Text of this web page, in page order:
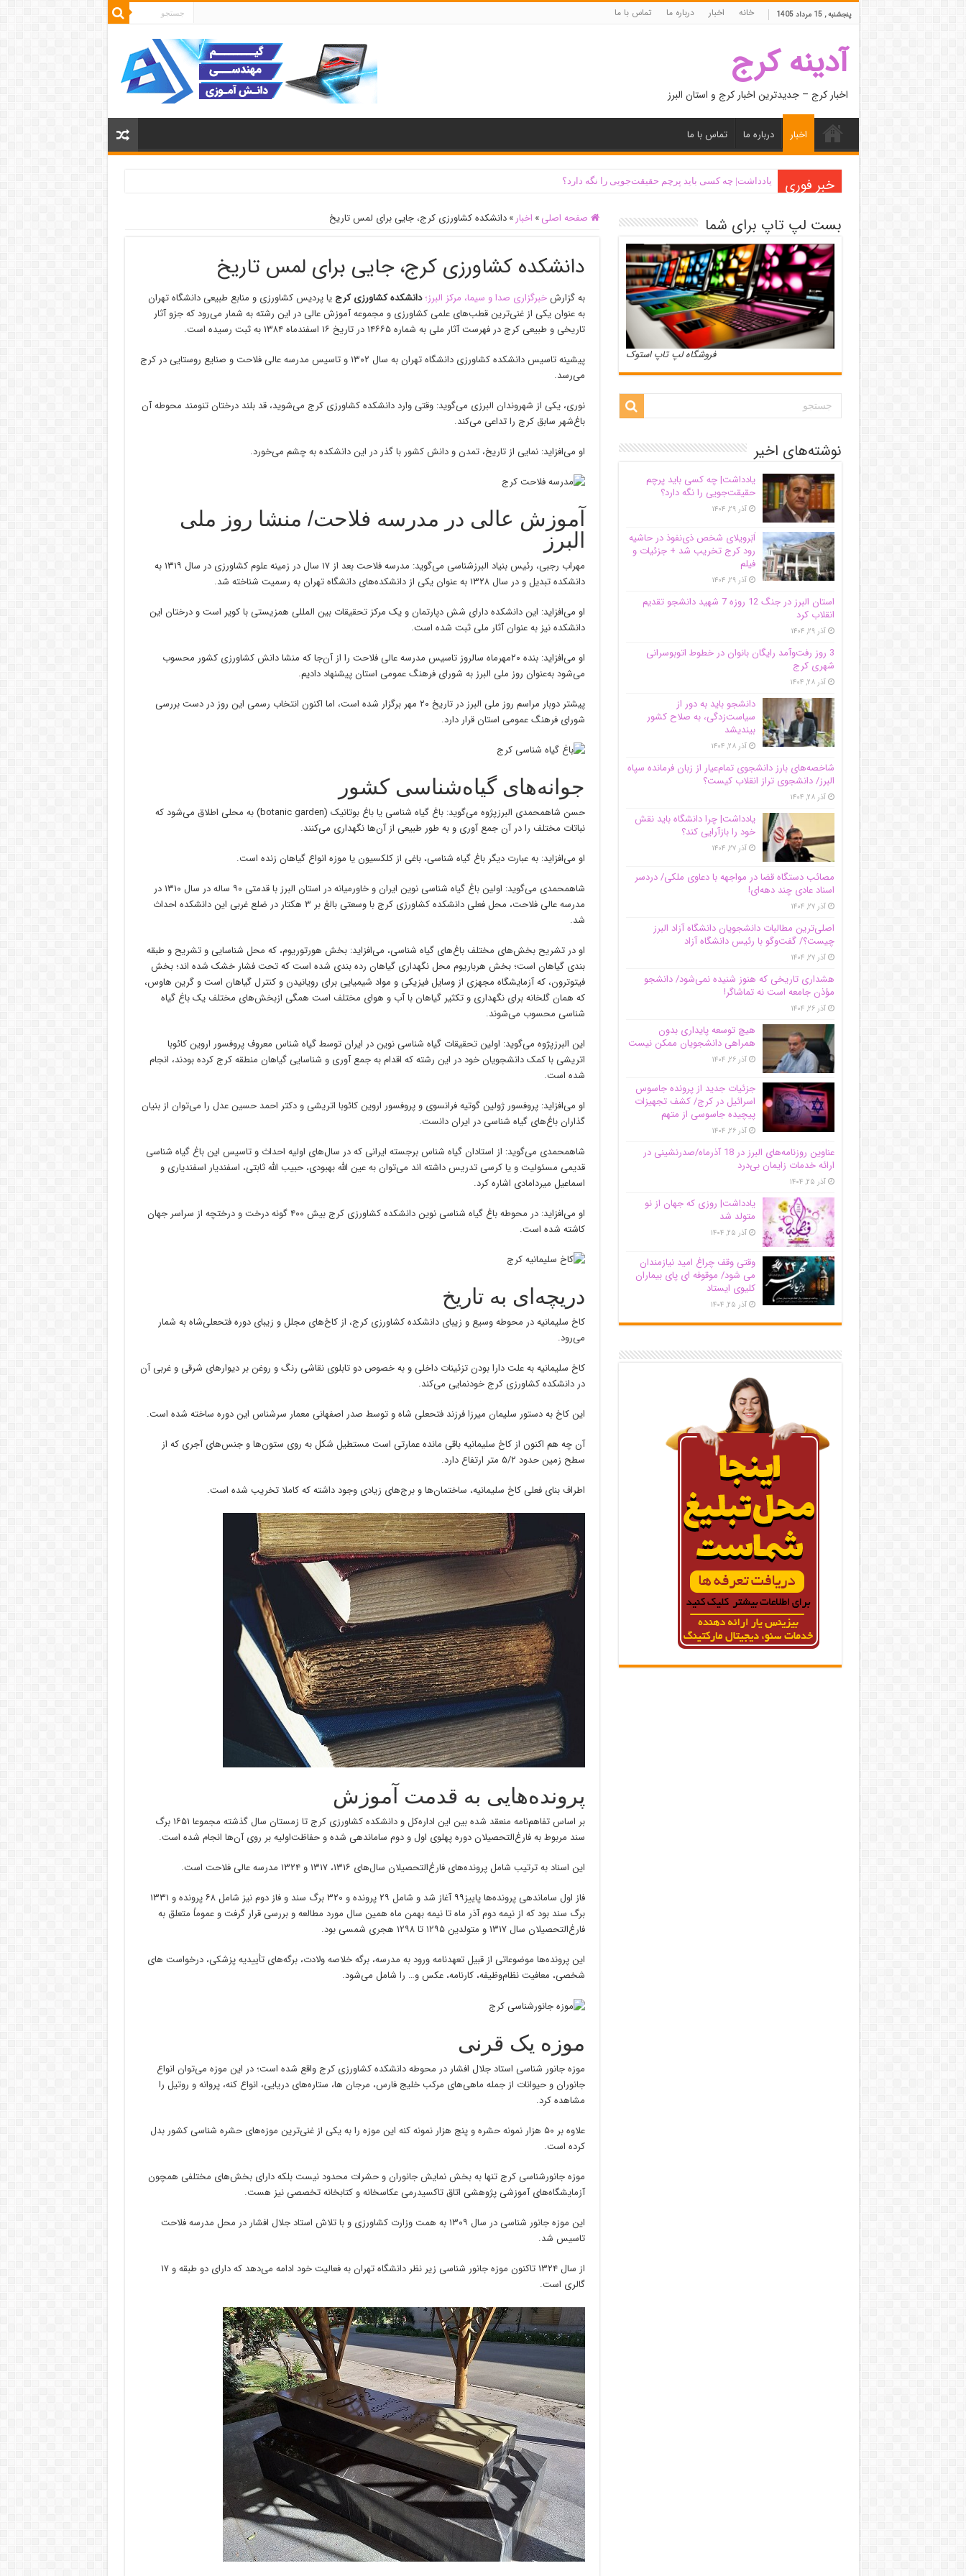
پنجشنبه , 15 مرداد 1405 خانه اخبار درباره ما تماس با ما
آدینه کرج
اخبار کرج – جدیدترین اخبار کرج و استان البرز
اخبار درباره ما تماس با ما
خبر فوری یادداشت| ‌چه کسی باید پرچم حقیقت‌جویی را نگه دارد؟
صفحه اصلی » اخبار » دانشکده کشاورزی کرج، جایی برای لمس تاریخ
دانشکده کشاورزی کرج، جایی برای لمس تاریخ
به گزارشخبرگزاری صدا و سیما، مرکز البرز؛ دانشکده کشاورزی کرج یا پردیس کشاورزی و منابع طبیعی دانشگاه تهران
به عنوان یکی از غنی‌ترین قطب‌های علمی کشاورزی و مجموعه آموزش عالی در این رشته به شمار می‌رود که جزو آثار
تاریخی و طبیعی کرج در فهرست آثار ملی به شماره ۱۴۶۶۵ در تاریخ ۱۶ اسفندماه ۱۳۸۴ به ثبت رسیده است.
پیشینه تاسیس دانشکده کشاورزی دانشگاه تهران به سال ۱۳۰۲ و تاسیس مدرسه عالی فلاحت و صنایع روستایی در کرج
می‌رسد.
نوری، یکی از شهروندان البرزی می‌گوید: وقتی وارد دانشکده کشاورزی کرج می‌شوید، قد بلند درختان تنومند محوطه آن
باغ‌شهر سابق کرج را تداعی می‌کند.
او می‌افزاید: نمایی از تاریخ، تمدن و دانش کشور با گذر در این دانشکده به چشم می‌خورد.
آموزش عالی در مدرسه فلاحت/ منشا روز ملی
البرز
مهراب رجبی، رئیس بنیاد البرزشناسی می‌گوید: مدرسه فلاحت بعد از ۱۷ سال در زمینه علوم کشاورزی در سال ۱۳۱۹ به
دانشکده تبدیل و در سال ۱۳۲۸ به عنوان یکی از دانشکده‌های دانشگاه تهران به رسمیت شناخته شد.
او می‌افزاید: این دانشکده دارای شش دپارتمان و یک مرکز تحقیقات بین المللی همزیستی با کویر است و درختان این
دانشکده نیز به عنوان آثار ملی ثبت شده است.
او می‌افزاید: بنده ۲۰مهرماه سالروز تاسیس مدرسه عالی فلاحت را از آن‌جا که منشا دانش کشاورزی کشور محسوب
می‌شود به‌عنوان روز ملی البرز به شورای فرهنگ عمومی استان پیشنهاد دادیم.
پیشتر دوبار مراسم روز ملی البرز در تاریخ ۲۰ مهر برگزار شده است، اما اکنون انتخاب رسمی این روز در دست بررسی
شورای فرهنگ عمومی استان قرار دارد.
جوانه‌های گیاه‌شناسی کشور
حسن شاهمحمدی البرزپژوه می‌گوید: باغ گیاه شناسی یا باغ بوتانیک (botanic garden) به محلی اطلاق می‌شود که
نباتات مختلف را در آن جمع آوری و به طور طبیعی از آن‌ها نگهداری می‌کنند.
او می‌افزاید: به عبارت دیگر باغ گیاه شناسی، باغی از کلکسیون یا موزه انواع گیاهان زنده است.
شاهمحمدی می‌گوید: اولین باغ گیاه شناسی نوین ایران و خاورمیانه در استان البرز با قدمتی ۹۰ ساله در سال ۱۳۱۰ در
مدرسه عالی فلاحت، محل فعلی دانشکده کشاورزی کرج با وسعتی بالغ بر ۳ هکتار در ضلع غربی این دانشکده احداث
شد.
او در تشریح بخش‌های مختلف باغ‌های گیاه شناسی، می‌افزاید: بخش هورتوریوم، که محل شناسایی و تشریح و طبقه
بندی گیاهان است؛ بخش هرباریوم محل نگهداری گیاهان رده بندی شده است که تحت فشار خشک شده اند؛ بخش
فیتوترون، که آزمایشگاه مجهزی از وسایل فیزیکی و مواد شیمیایی برای رویانیدن و کنترل گیاهان است و گرین هاوس،
که همان گلخانه برای نگهداری و تکثیر گیاهان با آب و هوای مختلف است همگی ازبخش‌های مختلف یک باغ گیاه
شناسی محسوب می‌شوند.
این البرزپژوه می‌گوید: اولین تحقیقات گیاه شناسی نوین در ایران توسط گیاه شناس معروف پروفسور اروین کائوبا
اتریشی با کمک دانشجویان خود در این رشته که اقدام به جمع آوری و شناسایی گیاهان منطقه کرج کرده بودند، انجام
شده است.
او می‌افزاید: پروفسور ژولین گوتیه فرانسوی و پروفسور اروین کائوبا اتریشی و دکتر احمد حسین عدل را می‌توان از بنیان
گذاران باغ‌های گیاه شناسی در ایران دانست.
شاهمحمدی می‌گوید: از استادان گیاه شناس برجسته ایرانی که در سال‌های اولیه احداث و تاسیس این باغ گیاه شناسی
قدیمی مسئولیت و یا کرسی تدریس داشته اند می‌توان به عین الله بهبودی، حبیب الله ثابتی، اسفندیار اسفندیاری و
اسماعیل میردامادی اشاره کرد.
او می‌افزاید: در محوطه باغ گیاه شناسی نوین دانشکده کشاورزی کرج بیش ۴۰۰ گونه درخت و درختچه از سراسر جهان
کاشته شده است.
دریچه‌ای به تاریخ
کاخ سلیمانیه در محوطه وسیع و زیبای دانشکده کشاورزی کرج، از کاخ‌های مجلل و زیبای دوره فتحعلی‌شاه به شمار
می‌رود.
کاخ سلیمانیه به علت دارا بودن تزئینات داخلی و به خصوص دو تابلوی نقاشی رنگ و روغن بر دیوار‌های شرقی و غربی آن
در دانشکده کشاورزی کرج خودنمایی می‌کند.
این کاخ به دستور سلیمان میرزا فرزند فتحعلی شاه و توسط صدر اصفهانی معمار سرشناس این دوره ساخته شده است.
آن چه هم اکنون از کاخ سلیمانیه باقی مانده عمارتی است مستطیل شکل به روی ستون‌ها و جنس‌های آجری که از
سطح زمین حدود ۵/۲ متر ارتفاع دارد.
اطراف بنای فعلی کاخ سلیمانیه، ساختمان‌ها و برج‌های زیادی وجود داشته که کاملا تخریب شده است.
پرونده‌هایی به قدمت آموزش
بر اساس تفاهم‌نامه منعقد شده بین این اداره‌کل و دانشکده کشاورزی کرج تا زمستان سال گذشته مجموعا ۱۶۵۱ برگ
سند مربوط به فارغ‌التحصیلان دوره پهلو‌ی اول و دوم ساماندهی شده و حفاظت‌اولیه بر رو‌ی آن‌ها انجام شده است.
این اسناد به ترتیب شامل پرونده‌های فارغ‌التحصیلان سال‌های ۱۳۱۶، ۱۳۱۷ و ۱۳۲۴ مدرسه عالی فلاحت است.
فاز اول ساماندهی پرونده‌ها پاییز۹۹ آغاز شد و شامل ۲۹ پرونده و ۳۲۰ برگ سند و فاز دوم نیز شامل ۶۸ پرونده و ۱۳۳۱
برگ سند بود که از نیمه دوم آذر ماه تا نیمه بهمن ماه همین سال مورد مطالعه و بررسی قرار گرفت و عموماً متعلق به
فارغ‌التحصیلان سال ۱۳۱۷ و متولدین ۱۲۹۵ تا ۱۲۹۸ هجر‌ی شمسی بود.
این پرونده‌ها موضوعاتی از قبیل تعهدنامه ورود به مدرسه، برگه خلاصه ولادت، برگه‌های تأییدیه پزشکی، در‌خواست ها‌ی
شخصی، معافیت نظام‌وظیفه، کار‌نامه، عکس و… را شامل می‌شود.
موزه یک قرنی
موزه جانور شناسی استاد جلال افشار در محوطه دانشکده کشاورزی کرج واقع شده است؛ در این موزه‌ می‌توان انواع
جانوران و حیوانات از جمله ماهی‌های مرکب خلیج فارس، مرجان ها، ستاره‌های دریایی، انواع کنه، پروانه و روتیل را
مشاهده کرد.
علاوه بر ۵۰ هزار نمونه حشره و پنج هزار نمونه کنه این موزه را به یکی از غنی‌ترین موزه‌های حشره شناسی کشور بدل
کرده است.
موزه جانورشناسی کرج تنها به بخش نمایش جانوران و حشرات محدود نیست بلکه دارای بخش‌های مختلفی همچون
آزمایشگاه‌های آموزشی پژوهشی اتاق تاکسیدرمی عکاسخانه و کتابخانه تخصصی نیز هست.
این موزه جانور شناسى در سال ۱۳۰۹ به همت وزارت کشاورزی و با تلاش استاد جلال افشار در محل مدرسه فلاحت
تاسیس شد.
از سال ۱۳۲۴ تاکنون موزه جانور شناسى زیر نظر دانشگاه تهران به فعالیت خود ادامه می‌دهد که دارای دو طبقه و ۱۷
گالری است.
بست لپ تاپ برای شما
فروشگاه لپ تاپ استوک
نوشته‌های اخیر
یادداشت| ‌چه کسی باید پرچم
حقیقت‌جویی را نگه دارد؟
آذر ۲۹, ۱۴۰۴
اَبَر‌ویلای شخص ذی‌نفوذ در حاشیه‌
رود کرج تخریب شد + جزئیات و
فیلم
آذر ۲۹, ۱۴۰۴
استان البرز در جنگ 12 روزه 7 شهید دانشجو تقدیم
انقلاب کرد
آذر ۲۹, ۱۴۰۴
3 روز رفت‌وآمد رایگان بانوان در خطوط اتوبوسرانی
شهری کرج
آذر ۲۸, ۱۴۰۴
دانشجو باید به دور از
سیاست‌زدگی، به صلاح کشور
بیندیشد
آذر ۲۸, ۱۴۰۴
شاخصه‌های بارز دانشجوی تمام‌عیار از زبان فرمانده سپاه
البرز/ دانشجوی تراز انقلاب کیست؟
آذر ۲۸, ۱۴۰۴
یادداشت| چرا دانشگاه باید نقش
خود را بازآرایی کند؟
آذر ۲۷, ۱۴۰۴
مصائب دستگاه قضا در مواجهه با دعاوی ملکی/ دردسر
اسناد عادی چند‌ دهه‌ای!
آذر ۲۷, ۱۴۰۴
اصلی‌ترین مطالبات دانشجویان دانشگاه آزاد البرز
چیست؟/ گفت‌وگو با رئیس دانشگاه آز‌اد
آذر ۲۷, ۱۴۰۴
هشداری تاریخی که هنوز شنیده نمی‌شود/ دانشجو
مؤذن جامعه است نه تماشاگر!
آذر ۲۶, ۱۴۰۴
هیچ توسعه پایداری بدون
همراهی دانشجویان ممکن نیست
آذر ۲۶, ۱۴۰۴
جزئیات جدید از پرونده جاسوس
اسرائیل در کرج/‌ کشف تجهیزات
پیچیده جاسوسی از متهم
آذر ۲۶, ۱۴۰۴
عناوین روزنامه‌های البرز در ‌18 آذرماه/صدرنشینی در
ارائه خدمات زایمان بی‌درد
آذر ۲۵, ۱۴۰۴
یادداشت| روزی که جهان از نو
متولد شد
آذر ۲۵, ۱۴۰۴
وقتی وقف چراغ امید نیازمندان
می شود/ موقوفه ای پای بیماران
کلیوی ایستاد
آذر ۲۵, ۱۴۰۴